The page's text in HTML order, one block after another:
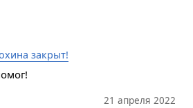
закрыт!
21 апреля 2022